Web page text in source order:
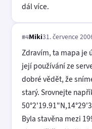
dál více.
#4Miki31. července
Zdravím, ta mapa je
její používání ze
dobré vědět, že
starý. Srovnejte
Byla stavěna mezi